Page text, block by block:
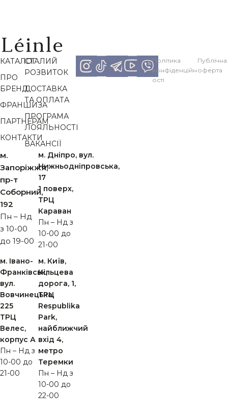
м.
Запоріжжя,
пр-т
Cоборний,
192
Пн – Нд
з 10-00
до 19-00
м. Дніпро, вул.
Нижньодніпровська,
17
1 поверх,
ТРЦ
Караван
Пн – Нд з
10-00 до
21-00
м. Івано-
Франківськ,
вул.
Вовчинецька,
225
ТРЦ
Велес,
корпус А
Пн – Нд з
10-00 до
21-00
м. Київ,
Кільцева
дорога, 1,
ТРЦ
Respublika
Park,
найближчий
вхід 4,
метро
Теремки
Пн – Нд з
10-00 до
22-00
КАТАЛОГ
ПРО
БРЕНД
ФРАНШИЗА
ПАРТНЕРАМ
КОНТАКТИ
СТАЛИЙ
РОЗВИТОК
ДОСТАВКА
ТА ОПЛАТА
ПРОГРАМА
ЛОЯЛЬНОСТІ
ВАКАНСІЇ
Політика
конфіденційн
ості
Публічна
оферта